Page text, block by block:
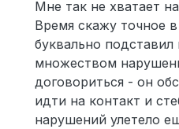
Мне так не хватает
Время скажу точное
буквально
множеством
договориться - он
идти на контакт и
нарушений улетело